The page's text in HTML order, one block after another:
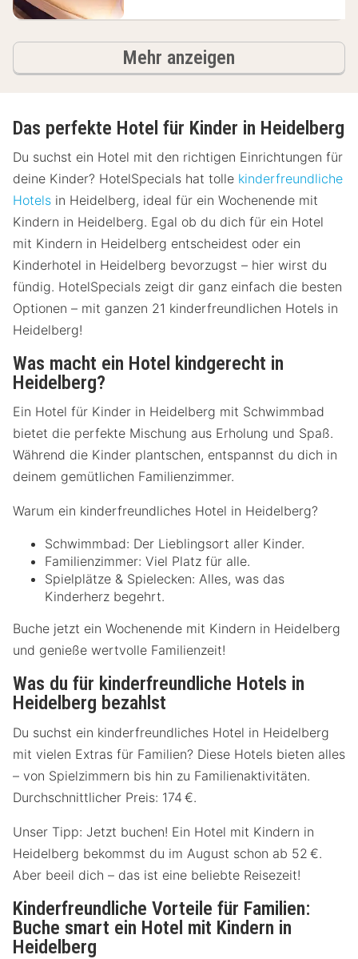
Mehr anzeigen
Das perfekte Hotel für Kinder in Heidelberg
Du suchst ein Hotel mit den richtigen Einrichtungen für
deine Kinder? HotelSpecials hat tolle kinderfreundliche
Hotels in Heidelberg, ideal für ein Wochenende mit
Kindern in Heidelberg. Egal ob du dich für ein Hotel
mit Kindern in Heidelberg entscheidest oder ein
Kinderhotel in Heidelberg bevorzugst – hier wirst du
fündig. HotelSpecials zeigt dir ganz einfach die besten
Optionen – mit ganzen 21 kinderfreundlichen Hotels in
Heidelberg!
Was macht ein Hotel kindgerecht in
Heidelberg?
Ein Hotel für Kinder in Heidelberg mit Schwimmbad
bietet die perfekte Mischung aus Erholung und Spaß.
Während die Kinder plantschen, entspannst du dich in
deinem gemütlichen Familienzimmer.
Warum ein kinderfreundliches Hotel in Heidelberg?
Schwimmbad: Der Lieblingsort aller Kinder.
Familienzimmer: Viel Platz für alle.
Spielplätze & Spielecken: Alles, was das
Kinderherz begehrt.
Buche jetzt ein Wochenende mit Kindern in Heidelberg
und genieße wertvolle Familienzeit!
Was du für kinderfreundliche Hotels in
Heidelberg bezahlst
Du suchst ein kinderfreundliches Hotel in Heidelberg
mit vielen Extras für Familien? Diese Hotels bieten alles
– von Spielzimmern bis hin zu Familienaktivitäten.
Durchschnittlicher Preis: 174 €.
Unser Tipp: Jetzt buchen! Ein Hotel mit Kindern in
Heidelberg bekommst du im August schon ab 52 €.
Aber beeil dich – das ist eine beliebte Reisezeit!
Kinderfreundliche Vorteile für Familien:
Buche smart ein Hotel mit Kindern in
Heidelberg